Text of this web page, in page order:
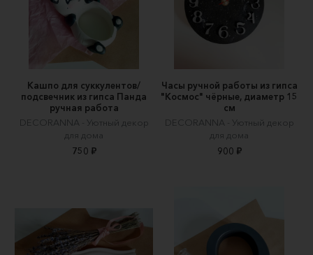
Кашпо для суккулентов/
подсвечник из гипса Панда
ручная работа
DECORANNA - Уютный декор
для дома
750 ₽
Часы ручной работы из гипса
"Космос" чёрные, диаметр 15
см
DECORANNA - Уютный декор
для дома
900 ₽